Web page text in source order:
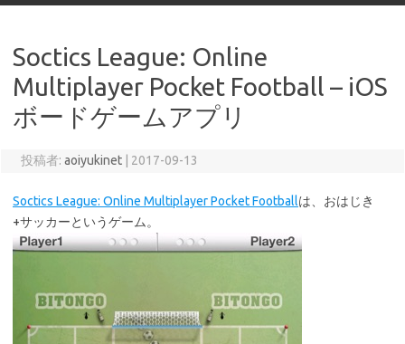
Soctics League: Online
Multiplayer Pocket Football – iOS
ボードゲームアプリ
投稿者: aoiyukinet 2017-09-13
Soctics League: Online Multiplayer Pocket Footballは、おはじき
+サッカーというゲーム。